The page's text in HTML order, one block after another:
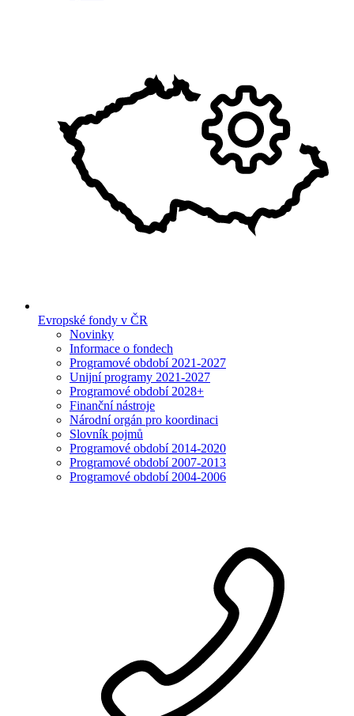
Evropské fondy v ČR
Novinky
Informace o fondech
Programové období 2021-2027
Unijní programy 2021-2027
Programové období 2028+
Finanční nástroje
Národní orgán pro koordinaci
Slovník pojmů
Programové období 2014-2020
Programové období 2007-2013
Programové období 2004-2006